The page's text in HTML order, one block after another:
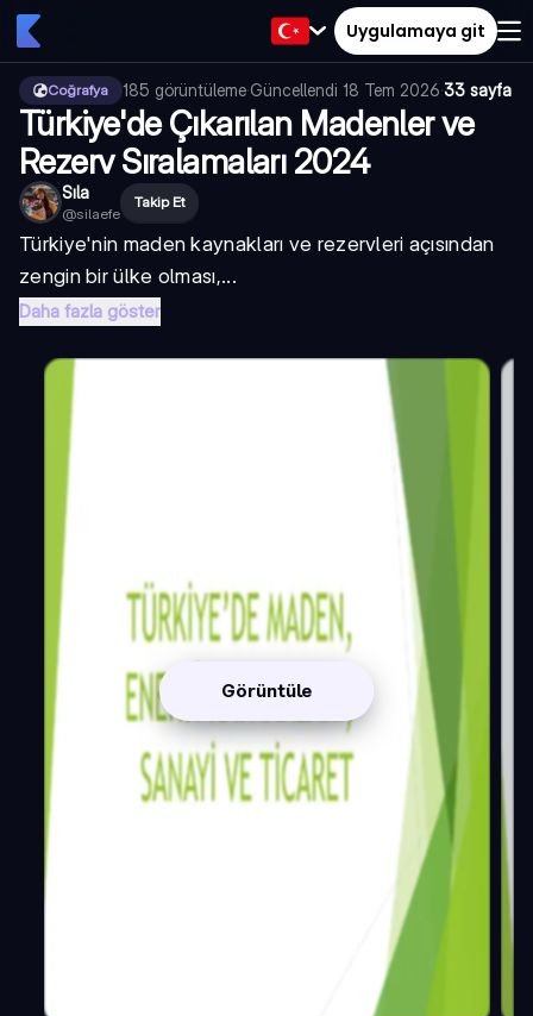
Uygulamaya git
Coğrafya 185 görüntüleme·Güncellendi 18 Tem 2026·33 sayfa
Türkiye'de Çıkarılan Madenler ve
Rezerv Sıralamaları 2024
Sıla
@silaefe
Takip Et
Türkiye'nin maden kaynakları ve rezervleri açısından
zengin bir ülke olması,...
Daha fazla göster
Görüntüle